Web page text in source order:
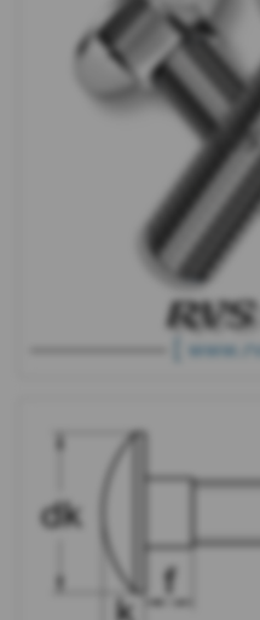
Moeren
Draadeind
Houtschroeven
Plaatschroeven
Spaanplaat
Pennen
&
Borgingen
Keilankers